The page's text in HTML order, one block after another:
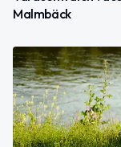
Malmbäck